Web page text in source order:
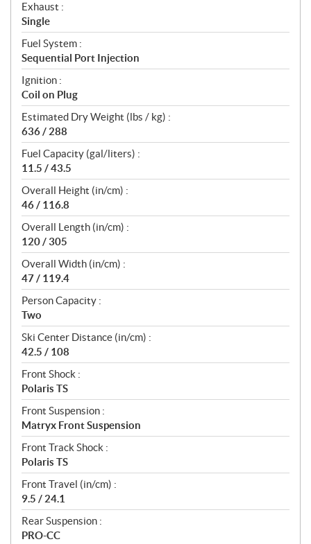
Exhaust :
Single
Fuel System :
Sequential Port Injection
Ignition :
Coil on Plug
Estimated Dry Weight (lbs / kg) :
636 / 288
Fuel Capacity (gal/liters) :
11.5 / 43.5
Overall Height (in/cm) :
46 / 116.8
Overall Length (in/cm) :
120 / 305
Overall Width (in/cm) :
47 / 119.4
Person Capacity :
Two
Ski Center Distance (in/cm) :
42.5 / 108
Front Shock :
Polaris TS
Front Suspension :
Matryx Front Suspension
Front Track Shock :
Polaris TS
Front Travel (in/cm) :
9.5 / 24.1
Rear Suspension :
PRO-CC